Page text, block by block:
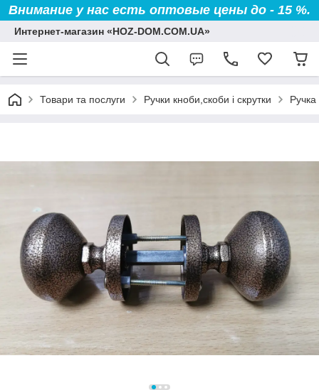
Внимание у нас есть оптовые цены до - 15 %.
Интернет-магазин «HOZ-DOM.COM.UA»
Товари та послуги Ручки кноби,скоби і скрутки